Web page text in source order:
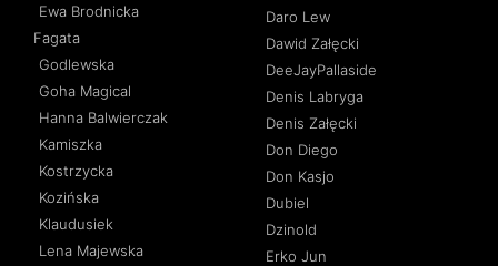
Ewa Brodnicka
Fagata
Godlewska
Goha Magical
Hanna Balwierczak
Kamiszka
Kostrzycka
Kozińska
Klaudusiek
Lena Majewska
Daro Lew
Dawid Załęcki
DeeJayPallaside
Denis Labryga
Denis Załęcki
Don Diego
Don Kasjo
Dubiel
Dzinold
Erko Jun